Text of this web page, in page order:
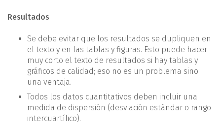
Resultados
Se debe evitar que los resultados se dupliquen en
el texto y en las tablas y figuras. Esto puede hacer
muy corto el texto de resultados si hay tablas y
gráficos de calidad; eso no es un problema sino
una ventaja.
Todos los datos cuantitativos deben incluir una
medida de dispersión (desviación estándar o rango
intercuartílico).